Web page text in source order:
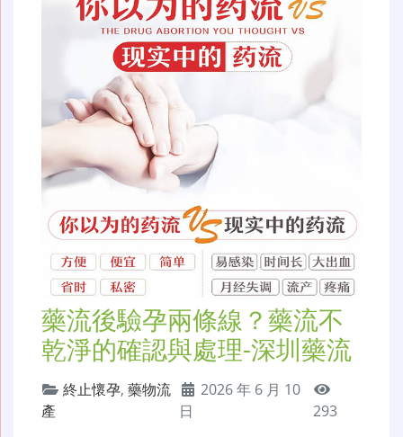
藥流後驗孕兩條線？藥流不
乾淨的確認與處理-深圳藥流
終止懷孕, 藥物流
產
2026 年 6 月 10
日
293